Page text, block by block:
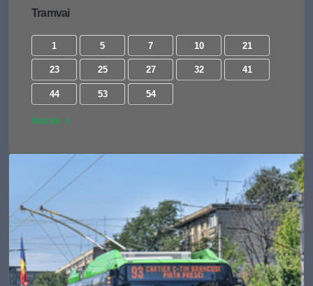
Tramvai
1 5 7 10 21
23 25 27 32 41
44 53 54
Vezi tot